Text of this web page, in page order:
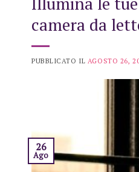
camera da
PUBBLICATO IL AGOSTO 26,
26
Ago